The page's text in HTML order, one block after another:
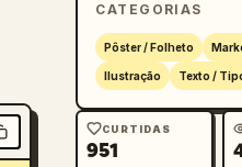
CATEGORIAS
Pôster / Folheto
Ilustração Texto /
CURTIDAS
951